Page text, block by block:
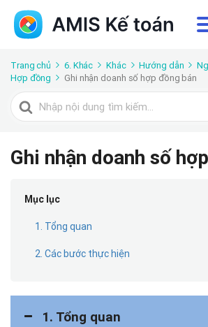
Trang chủ 6. Khác Khác Hướng dẫn
Hợp đồng
Ghi nhận doanh số hợp đồng bán
Tìm
kiếm
Ghi nhận doanh số
Mục lục
1. Tổng quan
2. Các bước thực hiện
1. Tổng quan